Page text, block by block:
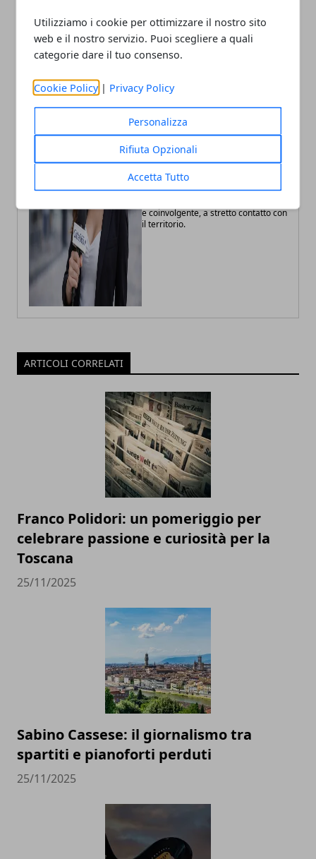
Utilizziamo i cookie per ottimizzare il nostro sito
web e il nostro servizio. Puoi scegliere a quali
categorie dare il tuo consenso.
Cookie Policy | Privacy Policy
Personalizza
Rifiuta Opzionali
Accetta Tutto
ai treni dal 5 al 10 luglio
agosto per spazi inclusivi
Fabiana Fissore
Fabiana Fissore è web editor e
creator di contenuti dedicati a
lifestyle urbano ed eventi locali.
e coinvolgente, a stretto contatto con
il territorio.
ARTICOLI CORRELATI
Franco Polidori: un pomeriggio per
celebrare passione e curiosità per la
Toscana
25/11/2025
Sabino Cassese: il giornalismo tra
spartiti e pianoforti perduti
25/11/2025